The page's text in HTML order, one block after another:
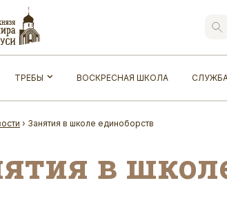
ТРЕБЫ ВОСКРЕСНАЯ ШКОЛА
› Занятия в школе единоборств
в